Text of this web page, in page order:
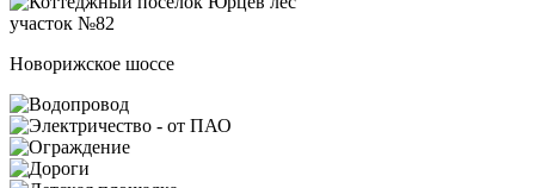
участок №82
Новорижское шоссе